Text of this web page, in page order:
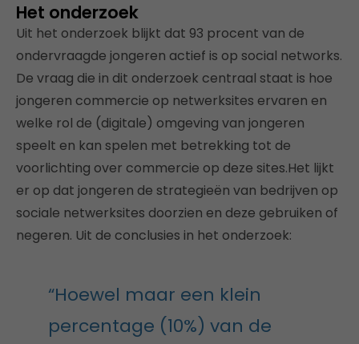
Het onderzoek
Uit het onderzoek blijkt dat 93 procent van de
ondervraagde jongeren actief is op social networks.
De vraag die in dit onderzoek centraal staat is hoe
jongeren commercie op netwerksites ervaren en
welke rol de (digitale) omgeving van jongeren
speelt en kan spelen met betrekking tot de
voorlichting over commercie op deze sites.Het lijkt
er op dat jongeren de strategieën van bedrijven op
sociale netwerksites doorzien en deze gebruiken of
negeren. Uit de conclusies in het onderzoek:
“Hoewel maar een klein
percentage (10%) van de